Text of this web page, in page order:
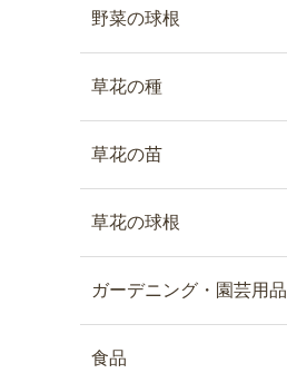
野菜の球根
草花の種
草花の苗
草花の球根
ガーデニング・園芸用品
食品